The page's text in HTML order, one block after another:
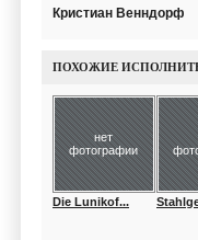
Кристиан Венндорф
ПОХОЖИЕ
нет
фотографии
Die Lunikof...